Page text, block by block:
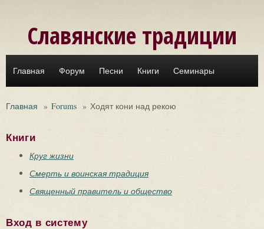
Славянские традиции
Главная Форум Песни Книги Семинары
Главная » Forums » Ходят кони над рекою
Книги
Круг жизни
Смерть и воинская традиция
Священный правитель и общество
Вход в систему